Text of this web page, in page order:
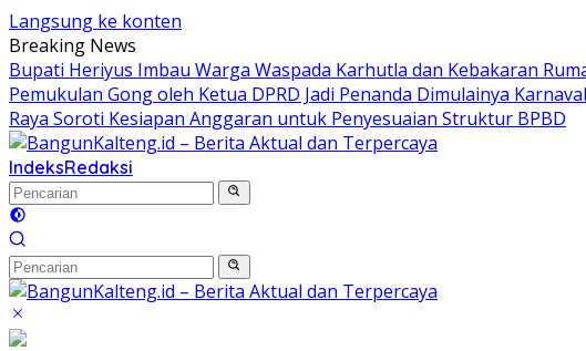
Langsung ke konten
Breaking News
Bupati Heriyus Imbau Warga Waspada Karhutla dan Kebakaran
Pemukulan Gong oleh Ketua DPRD Jadi Penanda Dimulainya
Raya Soroti Kesiapan Anggaran untuk Penyesuaian Struktur BPBD
IndeksRedaksi